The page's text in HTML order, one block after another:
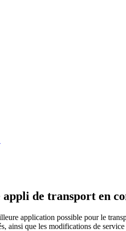
de transport en
application possible pour le
ainsi que les modifications de